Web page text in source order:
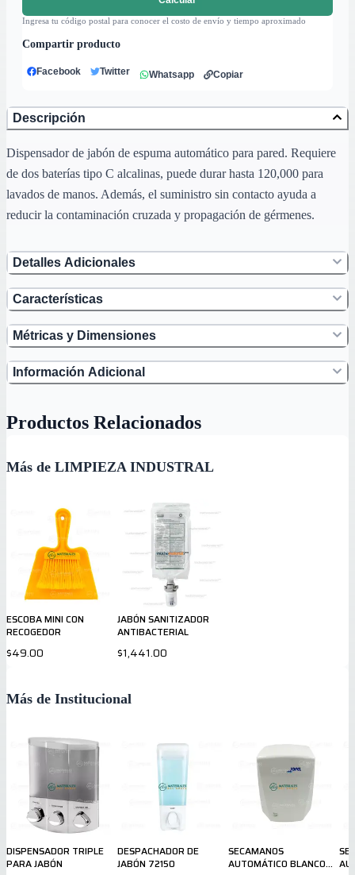
Ingresa tu código postal para conocer el costo de envío y tiempo aproximado
Compartir producto
Facebook Twitter Whatsapp Copiar
Descripción
Dispensador de jabón de espuma automático para pared. Requiere
de dos baterías tipo C alcalinas, puede durar hasta 120,000 para
lavados de manos. Además, el suministro sin contacto ayuda a
reducir la contaminación cruzada y propagación de gérmenes.
Detalles Adicionales
Características
Métricas y Dimensiones
Información Adicional
Productos Relacionados
Más de LIMPIEZA INDUSTRAL
ESCOBA MINI CON
RECOGEDOR
$49.00
JABÓN SANITIZADOR
ANTIBACTERIAL
$1,441.00
Más de Institucional
DISPENSADOR TRIPLE
PARA JABÓN
DESPACHADOR DE
JABÓN 72150
SECAMANOS
AUTOMÁTICO BLANCO